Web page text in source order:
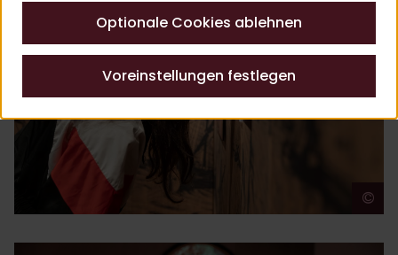
©
Optionale Cookies ablehnen
Voreinstellungen festlegen